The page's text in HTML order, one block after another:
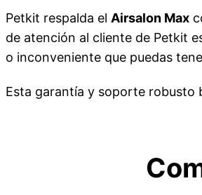
Petkit respalda el Airsalon Max
de atención al cliente de Petkit
o inconveniente que puedas
Esta garantía y soporte robusto